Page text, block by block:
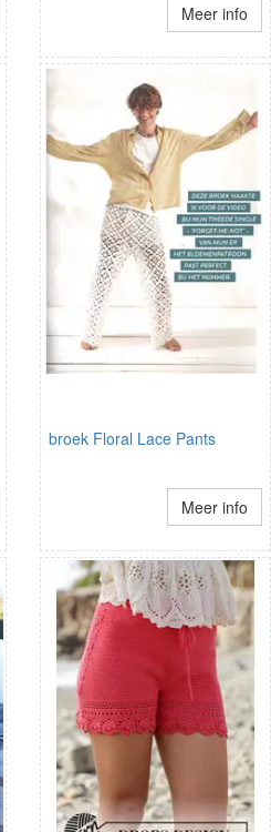
Meer info
broek Floral Lace Pants
Meer info